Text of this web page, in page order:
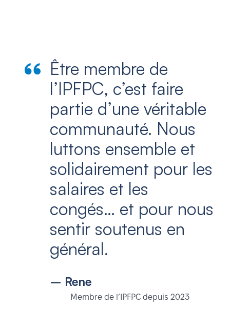
Être membre de
l’IPFPC, c’est faire
partie d’une véritable
communauté. Nous
luttons ensemble et
solidairement pour les
salaires et les
congés… et pour nous
sentir soutenus en
général.
– Rene
Membre de l’IPFPC depuis 2023